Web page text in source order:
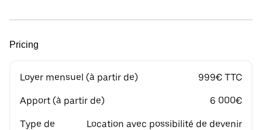
Pricing
Loyer mensuel (à partir de) 999€ TTC
Apport (à partir de) 6 000€
Type de
Location avec possibilité de devenir